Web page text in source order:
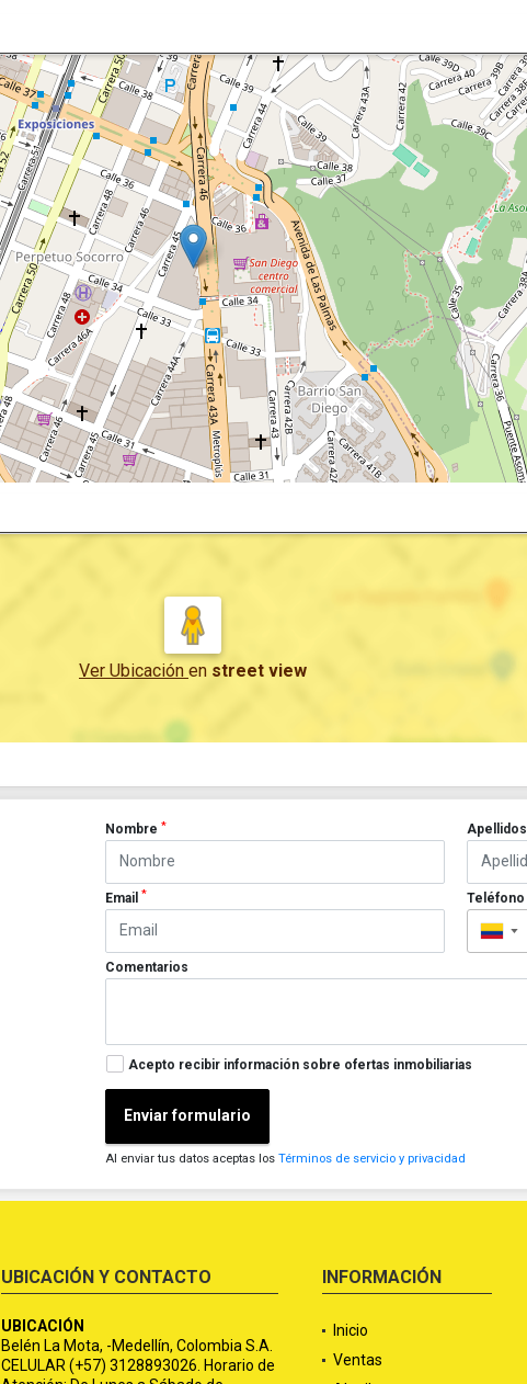
Ver Ubicación en street view
Nombre* Apellidos
Email* Teléfono
▼
Comentarios
Acepto recibir información sobre ofertas inmobiliarias
Enviar formulario
Al enviar tus datos aceptas losTérminos de servicio y privacidad
UBICACIÓN Y CONTACTO
UBICACIÓN
Belén La Mota, -Medellín, Colombia S.A.
CELULAR (+57) 3128893026. Horario de
INFORMACIÓN
Inicio
Ventas